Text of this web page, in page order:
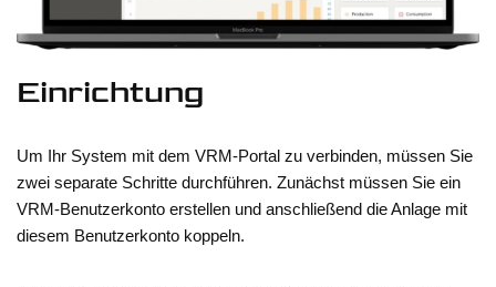
Einrichtung
Um Ihr System mit dem VRM-Portal zu verbinden, müssen Sie
zwei separate Schritte durchführen. Zunächst müssen Sie ein
VRM-Benutzerkonto erstellen und anschließend die Anlage mit
diesem Benutzerkonto koppeln.